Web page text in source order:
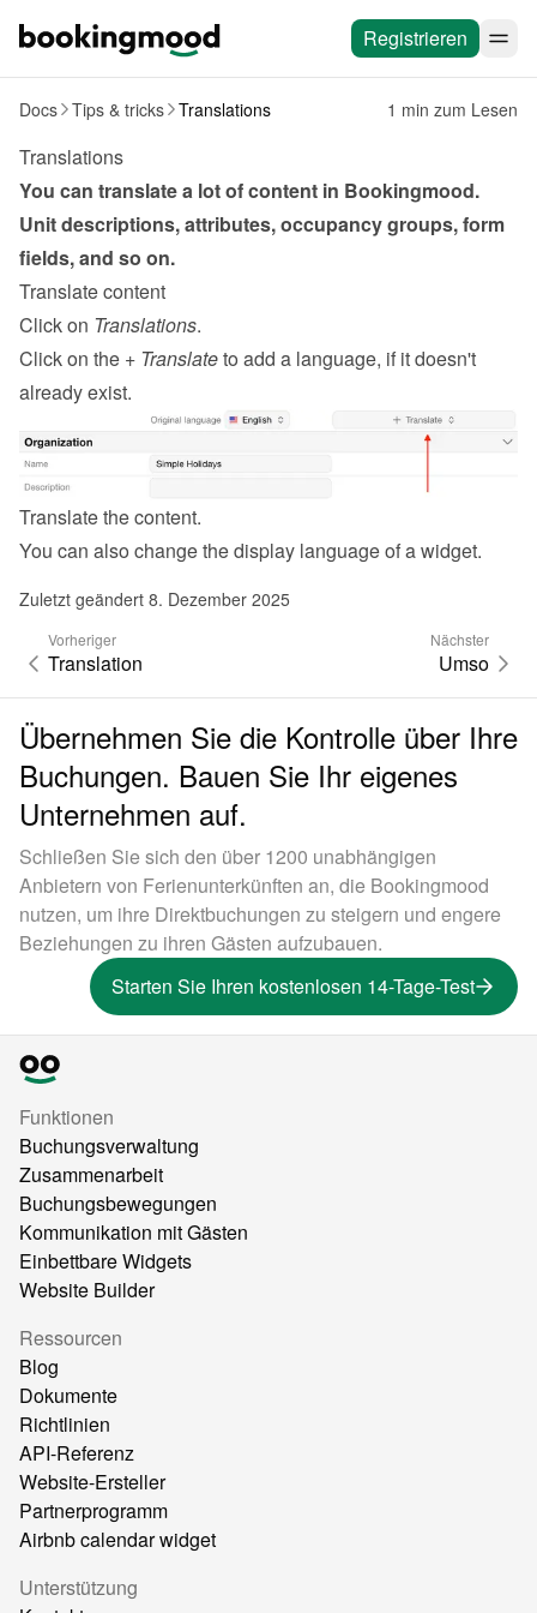
Registrieren
Docs Tips & tricks Translations 1 min zum Lesen
Translations
You can translate a lot of content in Bookingmood.
Unit descriptions, attributes, occupancy groups, form
fields, and so on.
Translate content
Click on Translations.
Click on the + Translate to add a language, if it doesn't
already exist.
Translate the content.
You can also change the display language of a widget.
Zuletzt geändert 8. Dezember 2025
Vorheriger
Translation
Nächster
Umso
Übernehmen Sie die Kontrolle über Ihre
Buchungen. Bauen Sie Ihr eigenes
Unternehmen auf.
Schließen Sie sich den über 1200 unabhängigen
Anbietern von Ferienunterkünften an, die Bookingmood
nutzen, um ihre Direktbuchungen zu steigern und engere
Beziehungen zu ihren Gästen aufzubauen.
Starten Sie Ihren kostenlosen 14-Tage-Test
Funktionen
Buchungsverwaltung
Zusammenarbeit
Buchungsbewegungen
Kommunikation mit Gästen
Einbettbare Widgets
Website Builder
Ressourcen
Blog
Dokumente
Richtlinien
API-Referenz
Website-Ersteller
Partnerprogramm
Airbnb calendar widget
Unterstützung